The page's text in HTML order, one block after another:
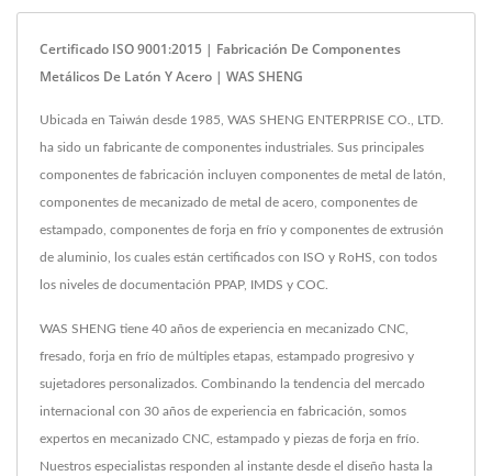
Certificado ISO 9001:2015 | Fabricación De Componentes
Metálicos De Latón Y Acero | WAS SHENG
Ubicada en Taiwán desde 1985, WAS SHENG ENTERPRISE CO., LTD.
ha sido un fabricante de componentes industriales. Sus principales
componentes de fabricación incluyen componentes de metal de latón,
componentes de mecanizado de metal de acero, componentes de
estampado, componentes de forja en frío y componentes de extrusión
de aluminio, los cuales están certificados con ISO y RoHS, con todos
los niveles de documentación PPAP, IMDS y COC.
WAS SHENG tiene 40 años de experiencia en mecanizado CNC,
fresado, forja en frío de múltiples etapas, estampado progresivo y
sujetadores personalizados. Combinando la tendencia del mercado
internacional con 30 años de experiencia en fabricación, somos
expertos en mecanizado CNC, estampado y piezas de forja en frío.
Nuestros especialistas responden al instante desde el diseño hasta la